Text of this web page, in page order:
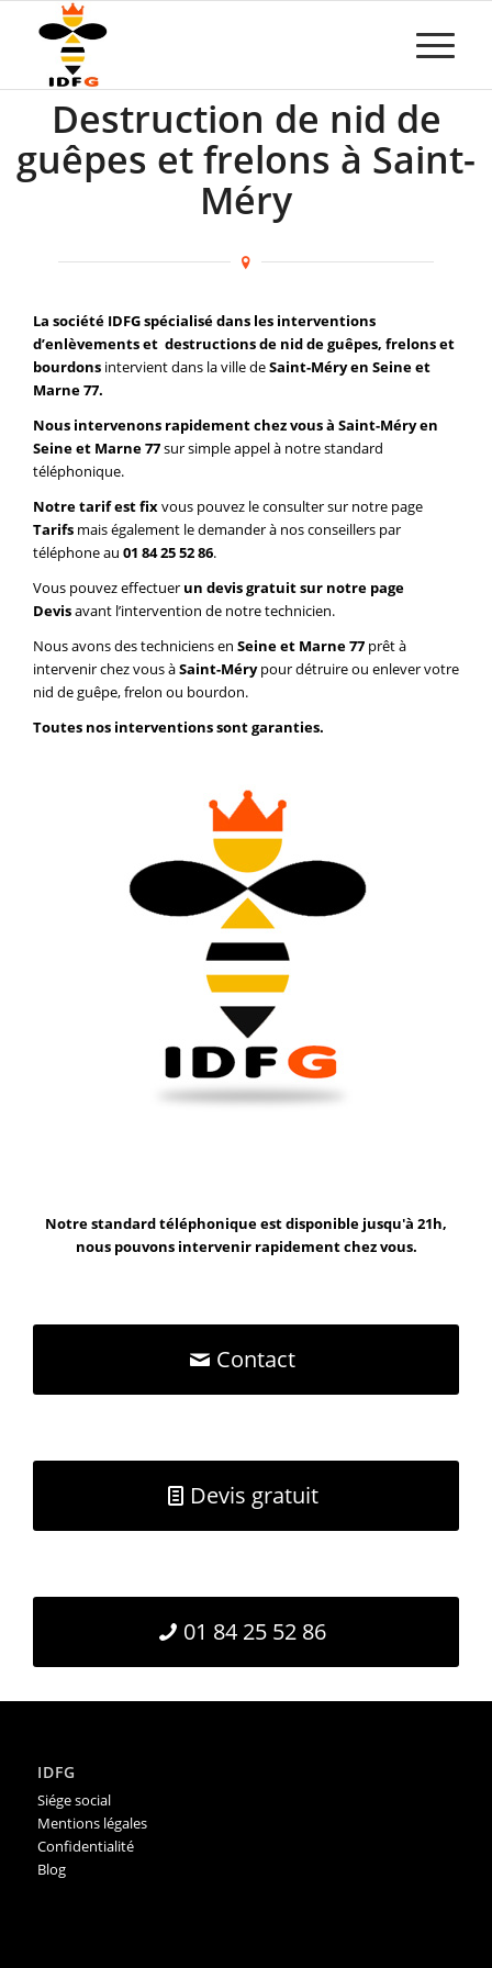
Destruction de nid de
guêpes et frelons à Saint-
Méry
La société IDFG spécialisé dans les interventions
d’enlèvements et destructions de nid de guêpes, frelons et
bourdons intervient dans la ville deSaint-Méry en Seine et
Marne 77.
Nous intervenons rapidement chez vous à Saint-Méry en
Seine et Marne 77sur simple appel à notre standard
téléphonique.
Notre tarif est fixvous pouvez le consulter sur notre page
Tarifs mais également le demander à nos conseillers par
téléphone au 01 84 25 52 86.
Vous pouvez effectuer un devis gratuit sur notre page
Devisavant l’intervention de notre technicien.
Nous avons des techniciens en Seine et Marne 77 prêt à
intervenir chez vous àSaint-Mérypour détruire ou enlever votre
nid de guêpe, frelon ou bourdon.
Toutes nos interventions sont garanties.
Notre standard téléphonique est disponible jusqu'à 21h,
nous pouvons intervenir rapidement chez vous.
Contact
Devis gratuit
01 84 25 52 86
IDFG
Siége social
Mentions légales
Confidentialité
Blog